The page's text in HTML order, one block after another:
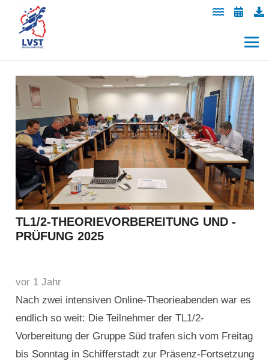
TL1/2-THEORIEVORBEREITUNG UND -
PRÜFUNG 2025
vor 1 Jahr
Nach zwei intensiven Online-Theorieabenden war es
endlich so weit: Die Teilnehmer der TL1/2-
Vorbereitung der Gruppe Süd trafen sich vom Freitag
bis Sonntag in Schifferstadt zur Präsenz-Fortsetzung